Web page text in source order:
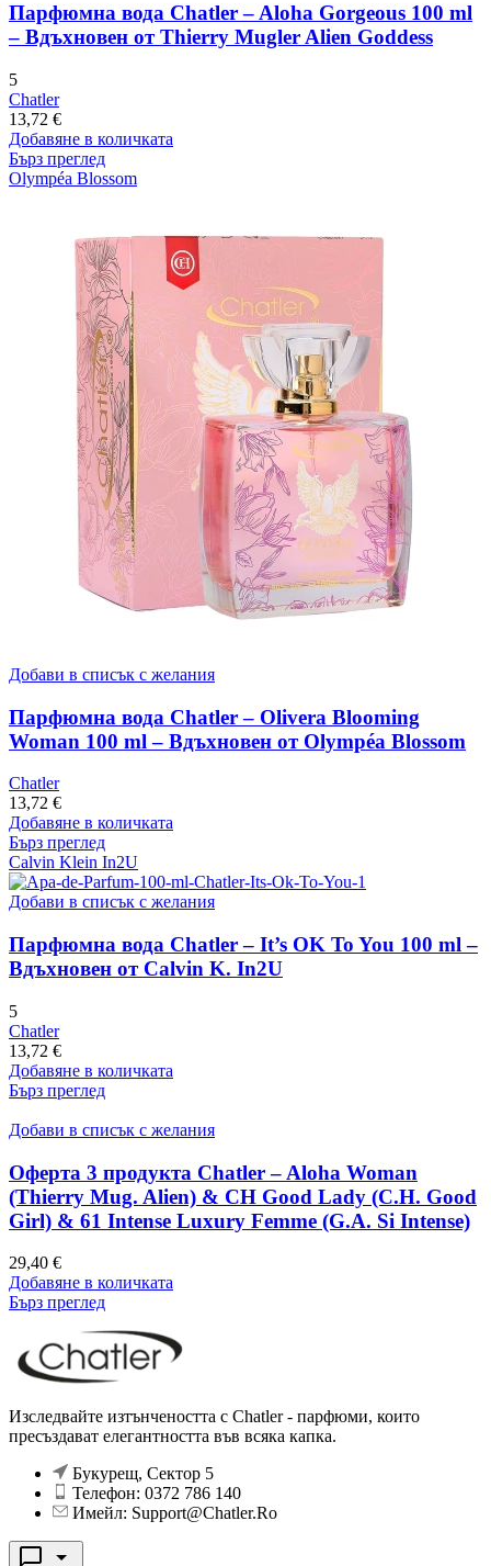
Парфюмна вода Chatler – Aloha Gorgeous 100 ml
– Вдъхновен от Thierry Mugler Alien Goddess
5
Chatler
13,72 €
Добавяне в количката
Бърз преглед
Olympéa Blossom
Добави в списък с желания
Парфюмна вода Chatler – Olivera Blooming
Woman 100 ml – Вдъхновен от Olympéa Blossom
Chatler
13,72 €
Добавяне в количката
Бърз преглед
Calvin Klein In2U
Добави в списък с желания
Парфюмна вода Chatler – It’s OK To You 100 ml –
Вдъхновен от Calvin K. In2U
5
Chatler
13,72 €
Добавяне в количката
Бърз преглед
Добави в списък с желания
Оферта 3 продукта Chatler – Aloha Woman
(Thierry Mug. Alien) & CH Good Lady (C.H. Good
Girl) & 61 Intense Luxury Femme (G.A. Si Intense)
29,40 €
Добавяне в количката
Бърз преглед
Изследвайте изтънчеността с Chatler - парфюми, които
пресъздават елегантността във всяка капка.
Букурещ, Сектор 5
Телефон: 0372 786 140
Имейл: Support@Chatler.Ro